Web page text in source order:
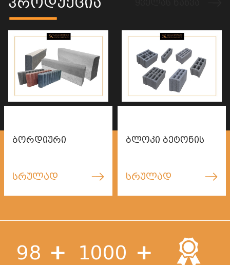
ბორდიური
სრულად
ბლოკი ბეტონის
სრულად
98 + 1000 +